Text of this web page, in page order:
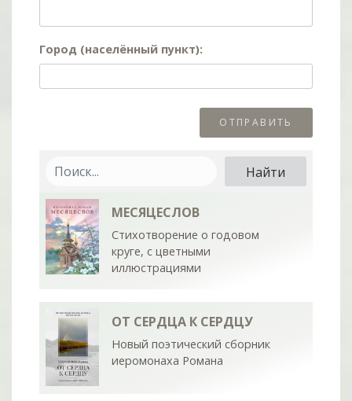
Город (населённый пункт):
МЕСЯЦЕСЛОВ
Стихотворение о годовом
круге, с цветными
иллюстрациями
ОТ СЕРДЦА К СЕРДЦУ
Новый поэтический сборник
иеромонаха Романа